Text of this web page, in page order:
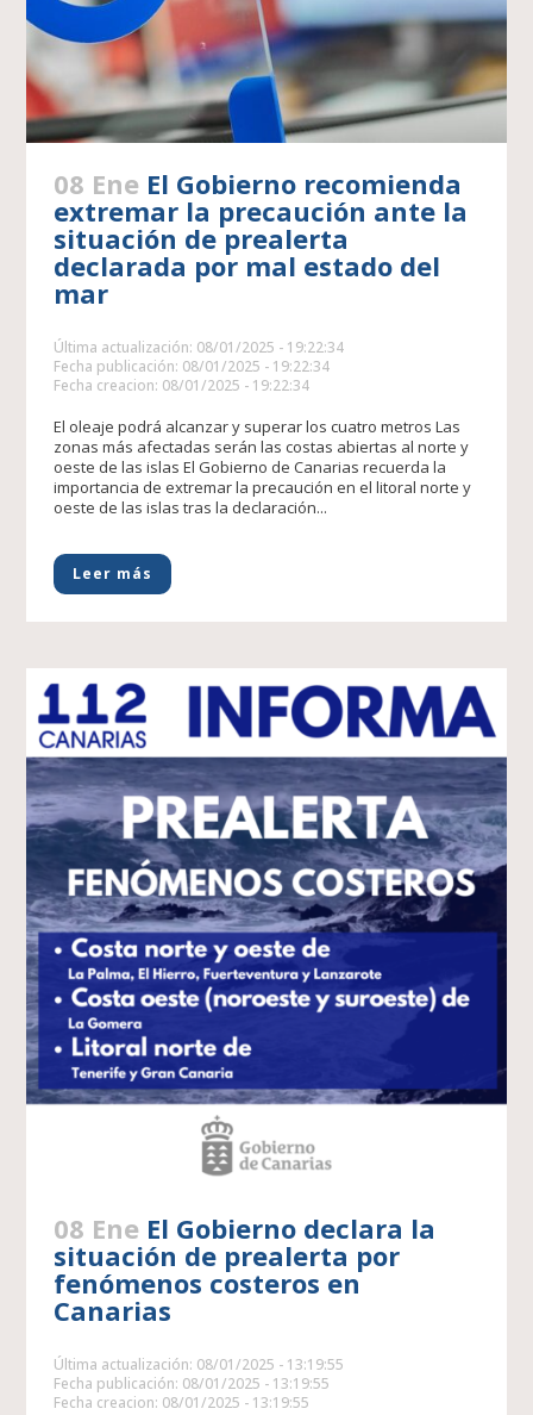
08 Ene El Gobierno recomienda
extremar la precaución ante la
situación de prealerta
declarada por mal estado del
mar
Última actualización: 08/01/2025 - 19:22:34
Fecha publicación: 08/01/2025 - 19:22:34
Fecha creacion: 08/01/2025 - 19:22:34
El oleaje podrá alcanzar y superar los cuatro metros Las
zonas más afectadas serán las costas abiertas al norte y
oeste de las islas El Gobierno de Canarias recuerda la
importancia de extremar la precaución en el litoral norte y
oeste de las islas tras la declaración...
Leer más
08 Ene El Gobierno declara la
situación de prealerta por
fenómenos costeros en
Canarias
Última actualización: 08/01/2025 - 13:19:55
Fecha publicación: 08/01/2025 - 13:19:55
Fecha creacion: 08/01/2025 - 13:19:55